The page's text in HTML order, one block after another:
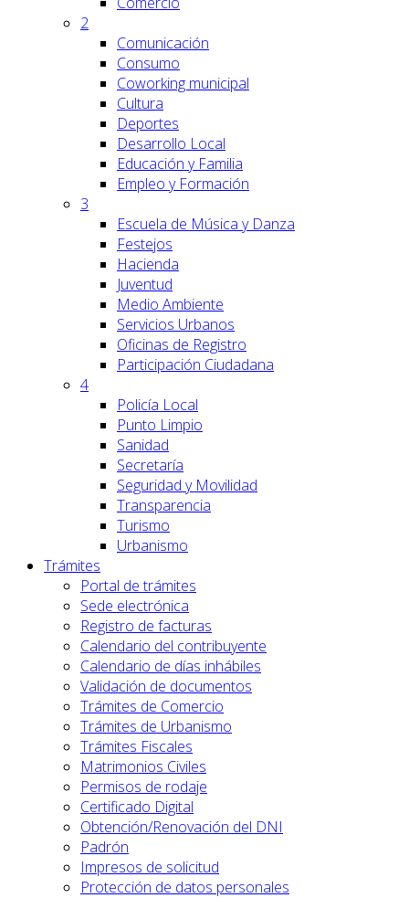
2
Comunicación
Consumo
Coworking municipal
Cultura
Deportes
Desarrollo Local
Educación y Familia
Empleo y Formación
3
Escuela de Música y Danza
Festejos
Hacienda
Juventud
Medio Ambiente
Servicios Urbanos
Oficinas de Registro
Participación Ciudadana
4
Policía Local
Punto Limpio
Sanidad
Secretaría
Seguridad y Movilidad
Transparencia
Turismo
Urbanismo
Trámites
Portal de trámites
Sede electrónica
Registro de facturas
Calendario del contribuyente
Calendario de días inhábiles
Validación de documentos
Trámites de Comercio
Trámites de Urbanismo
Trámites Fiscales
Matrimonios Civiles
Permisos de rodaje
Certificado Digital
Obtención/Renovación del DNI
Padrón
Impresos de solicitud
Protección de datos personales